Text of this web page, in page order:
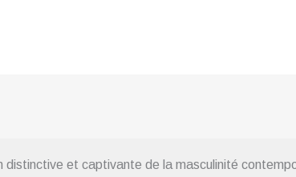
et captivante de la masculinité